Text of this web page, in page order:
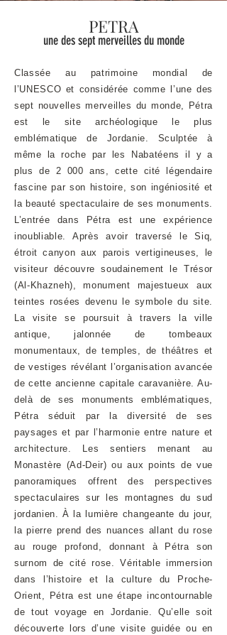
PETRA
une des sept merveilles du monde
Classée au patrimoine mondial de
l’UNESCO et considérée comme l’une des
sept nouvelles merveilles du monde, Pétra
est le site archéologique le plus
emblématique de Jordanie. Sculptée à
même la roche par les Nabatéens il y a
plus de 2 000 ans, cette cité légendaire
fascine par son histoire, son ingéniosité et
la beauté spectaculaire de ses monuments.
L’entrée dans Pétra est une expérience
inoubliable. Après avoir traversé le Siq,
étroit canyon aux parois vertigineuses, le
visiteur découvre soudainement le Trésor
(Al-Khazneh), monument majestueux aux
teintes rosées devenu le symbole du site.
La visite se poursuit à travers la ville
antique, jalonnée de tombeaux
monumentaux, de temples, de théâtres et
de vestiges révélant l’organisation avancée
de cette ancienne capitale caravanière. Au-
delà de ses monuments emblématiques,
Pétra séduit par la diversité de ses
paysages et par l’harmonie entre nature et
architecture. Les sentiers menant au
Monastère (Ad-Deir) ou aux points de vue
panoramiques offrent des perspectives
spectaculaires sur les montagnes du sud
jordanien. À la lumière changeante du jour,
la pierre prend des nuances allant du rose
au rouge profond, donnant à Pétra son
surnom de cité rose. Véritable immersion
dans l’histoire et la culture du Proche-
Orient, Pétra est une étape incontournable
de tout voyage en Jordanie. Qu’elle soit
découverte lors d’une visite guidée ou en